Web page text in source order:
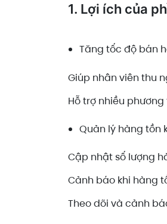
1. Lợi ích của
Tăng tốc độ bán
Giúp nhân viên thu
Hỗ trợ nhiều
Quản lý hàng tồn
Cập nhật số lượng
Cảnh báo khi hàng
Theo dõi và cảnh